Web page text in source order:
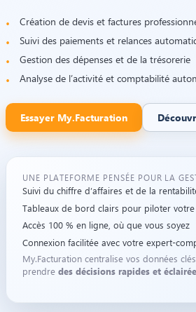
Création de devis et factures
Suivi des paiements et relances
Gestion des dépenses et de la trésorerie
Analyse de l’activité et comptabilité
Essayer My.Facturation
UNE PLATEFORME PENSÉE POUR LA
Suivi du chiffre d’affaires et de la
Tableaux de bord clairs pour piloter votre
Accès 100 % en ligne, où que vous soyez
Connexion facilitée avec votre expert-
My.Facturation centralise vos données
prendre des décisions rapides et